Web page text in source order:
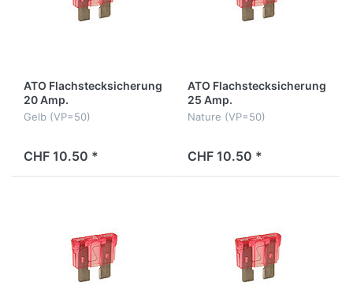
ATO Flachstecksicherung
20 Amp.
Gelb (VP=50)
CHF 10.50 *
ATO Flachstecksicherung
25 Amp.
Nature (VP=50)
CHF 10.50 *